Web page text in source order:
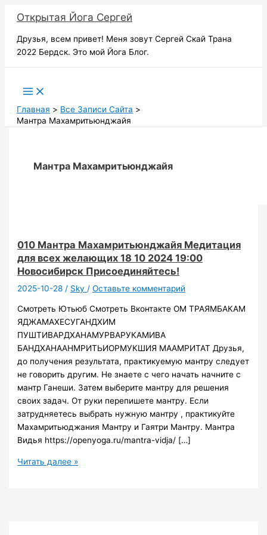
содержимому
Открытая Йога Сергей
Друзья, всем привет! Меня зовут Сергей Скай Трана
2022 Бердск. Это мой Йога Блог.
Главная
Все Записи Сайта
Мантра Махамритьюнджайя
Мантра Махамритьюнджайя
010 Мантра Махамритьюнджайя Медитация
для всех желающих 18 10 2024 19:00
Новосибирск Присоединяйтесь!
2025-10-28 / Sky /Оставьте комментарий
Смотреть Ютьюб Смотреть Вконтакте ОМ ТРАЯМБАКАМ
ЯДЖАМАХЕСУГАНДХИМ
ПУШТИВАРДХАНАМУРВАРУКАМИВА
БАНДХАНААНМРИТЬИОРМУКШИЯ МААМРИТАТ Друзья,
до получения результата, практикуемую мантру следует
не говорить другим. Не знаете с чего начать начните с
мантр Ганеши. Затем выберите мантру для решения
своих задач. От руки перепишете мантру. Если
затрудняетесь выбрать нужную мантру , практикуйте
Махамритьюджания Мантру и Гаятри Мантру. Мантра
Видья https://openyoga.ru/mantra-vidja/ […]
010
Читать далее »